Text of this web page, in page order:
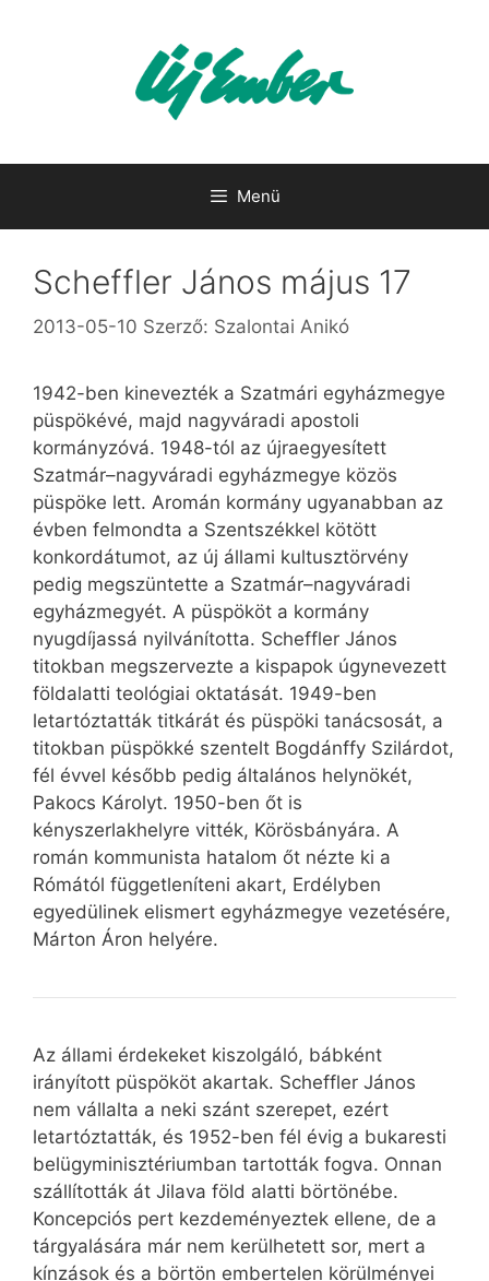
Menü
Scheffler János május 17
2013-05-10 Szerző: Szalontai Anikó
1942-ben kinevezték a Szatmári egyházmegye
püspökévé, majd nagyváradi apostoli
kormányzóvá. 1948-tól az újraegyesített
Szatmár–nagyváradi egyházmegye közös
püspöke lett. Aromán kormány ugyanabban az
évben felmondta a Szentszékkel kötött
konkordátumot, az új állami kultusztörvény
pedig megszüntette a Szatmár–nagyváradi
egyházmegyét. A püspököt a kormány
nyugdíjassá nyilvánította. Scheffler János
titokban megszervezte a kispapok úgynevezett
földalatti teológiai oktatását. 1949-ben
letartóztatták titkárát és püspöki tanácsosát, a
titokban püspökké szentelt Bogdánffy Szilárdot,
fél évvel később pedig általános helynökét,
Pakocs Károlyt. 1950-ben őt is
kényszerlakhelyre vitték, Körösbányára. A
román kommunista hatalom őt nézte ki a
Rómától függetleníteni akart, Erdélyben
egyedülinek elismert egyházmegye vezetésére,
Márton Áron helyére.
Az állami érdekeket kiszolgáló, bábként
irányított püspököt akartak. Scheffler János
nem vállalta a neki szánt szerepet, ezért
letartóztatták, és 1952-ben fél évig a bukaresti
belügyminisztériumban tartották fogva. Onnan
szállították át Jilava föld alatti börtönébe.
Koncepciós pert kezdeményeztek ellene, de a
tárgyalására már nem kerülhetett sor, mert a
kínzások és a börtön embertelen körülményei